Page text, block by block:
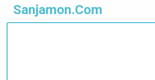
Sanjamon.Com